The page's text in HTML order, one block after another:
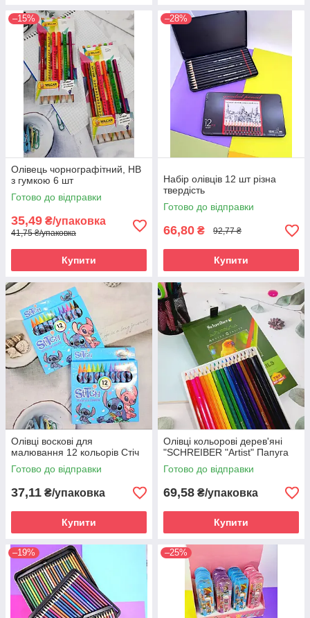
–15%
Олівець чорнографітний, НВ
з гумкою 6 шт
Готово до відправки
35,49 ₴/упаковка
41,75 ₴/упаковка
Купити
–28%
Набір олівців 12 шт різна
твердість
Готово до відправки
66,80 ₴ 92,77 ₴
Купити
Олівці воскові для
малювання 12 кольорів Стіч
Готово до відправки
37,11 ₴/упаковка
Купити
Олівці кольорові дерев'яні
"SCHREIBER "Artist" Папуга
Готово до відправки
69,58 ₴/упаковка
Купити
–19% –25%